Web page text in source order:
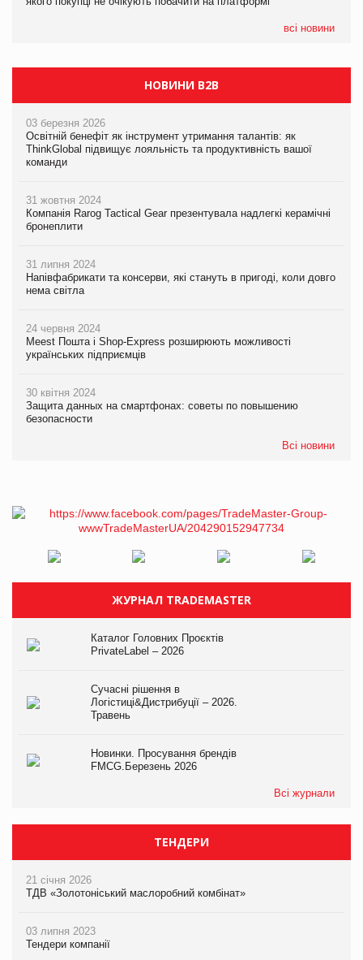
всі новини
НОВИНИ B2B
03 березня 2026
Освітній бенефіт як інструмент утримання талантів: як
ThinkGlobal підвищує лояльність та продуктивність вашої
команди
31 жовтня 2024
Компанія Rarog Tactical Gear презентувала надлегкі керамічні
бронеплити
31 липня 2024
Напівфабрикати та консерви, які стануть в пригоді, коли довго
нема світла
24 червня 2024
Meest Пошта і Shop-Express розширюють можливості
українських підприємців
30 квітня 2024
Защита данных на смартфонах: советы по повышению
безопасности
Всі новини
ЖУРНАЛ TRADEMASTER
Каталог Головних Проєктів
PrivateLabel – 2026
Сучасні рішення в
Логістиці&Дистрибуції – 2026.
Травень
Новинки. Просування брендів
FMCG.Березень 2026
Всі журнали
ТЕНДЕРИ
21 січня 2026
ТДВ «Золотоніський маслоробний комбінат»
03 липня 2023
Тендери компанії